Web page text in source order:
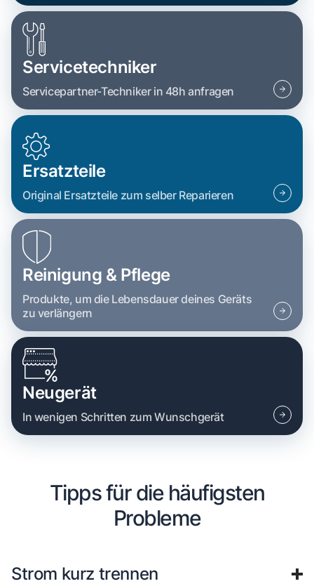
Servicetechniker
Servicepartner-Techniker in 48h anfragen
Ersatzteile
Original Ersatzteile zum selber Reparieren
Reinigung & Pflege
Produkte, um die Lebensdauer deines Geräts
zu verlängern
Neugerät
In wenigen Schritten zum Wunschgerät
Tipps für die häufigsten
Probleme
Strom kurz trennen